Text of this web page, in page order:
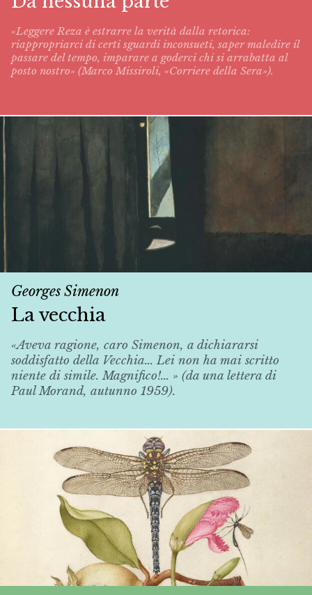
«Leggere Reza è estrarre la verità dalla retorica:
riappropriarci di certi sguardi inconsueti, saper maledire il
passare del tempo, imparare a goderci chi si arrabatta al
posto nostro» (Marco Missiroli, «Corriere della Sera»).
Georges Simenon
La vecchia
«Aveva ragione, caro Simenon, a dichiararsi
soddisfatto della Vecchia... Lei non ha mai scritto
niente di simile. Magnifico!... » (da una lettera di
Paul Morand, autunno 1959).